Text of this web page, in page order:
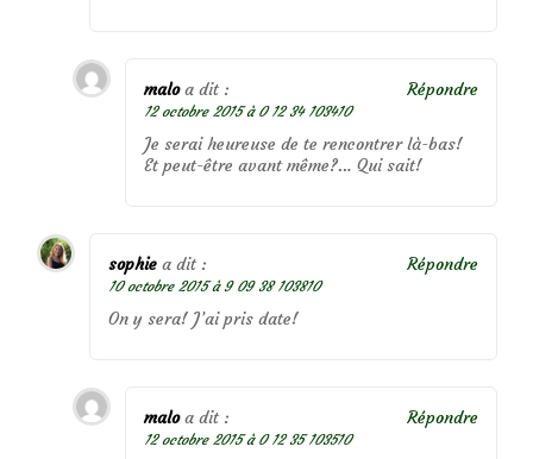
malo a dit :
12 octobre 2015 à 0 12 34 103410
Je serai heureuse de te rencontrer là-bas!
Et peut-être avant même?… Qui sait!
Répondre
sophie a dit :
10 octobre 2015 à 9 09 38 103810
On y sera! J’ai pris date!
Répondre
malo a dit :
12 octobre 2015 à 0 12 35 103510
Répondre